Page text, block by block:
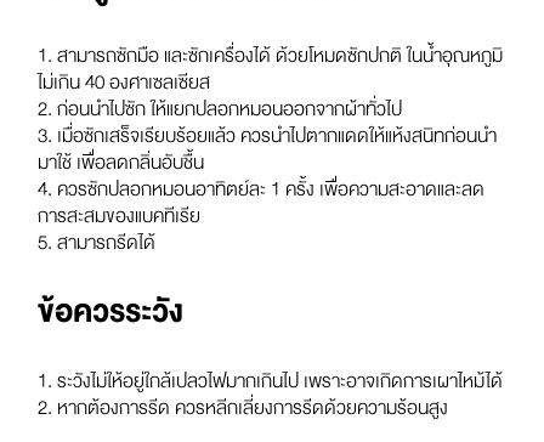
1. สามารถซักมือ และซักเครื่องได้ ด้วยโหมดซักปกติ ในน้ำอุณหภูมิ
ไม่เกิน 40 องศาเซลเซียส
2. ก่อนนำไปซัก ให้แยกปลอกหมอนออกจากผ้าทั่วไป
3. เมื่อซักเสร็จเรียบร้อยแล้ว ควรนำไปตากแดดให้แห้งสนิทก่อนนำ
มาใช้ เพื่อลดกลิ่นอับชื้น
4. ควรซักปลอกหมอนอาทิตย์ละ 1 ครั้ง เพื่อความสะอาดและลด
การสะสมของแบคทีเรีย
5. สามารถรีดได้
ข้อควรระวัง
1. ระวังไม่ให้อยู่ใกล้เปลวไฟมากเกินไป เพราะอาจเกิดการเผาไหม้ได้
2. หากต้องการรีด ควรหลีกเลี่ยงการรีดด้วยความร้อนสูง